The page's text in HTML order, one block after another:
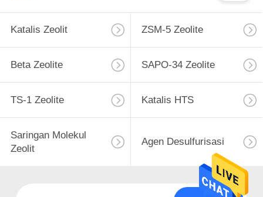
Katalis Zeolit ZSM-5 Zeolite
Beta Zeolite SAPO-34 Zeolite
TS-1 Zeolite Katalis HTS
Saringan Molekul
Zeolit
Agen Desulfurisasi